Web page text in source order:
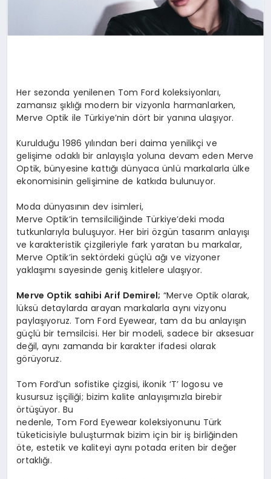
Her sezonda yenilenen Tom Ford koleksiyonları,
zamansız şıklığı modern bir vizyonla harmanlarken,
Merve Optik ile Türkiye’nin dört bir yanına ulaşıyor.
Kurulduğu 1986 yılından beri daima yenilikçi ve
gelişime odaklı bir anlayışla yoluna devam eden Merve
Optik, bünyesine kattığı dünyaca ünlü markalarla ülke
ekonomisinin gelişimine de katkıda bulunuyor.
Moda dünyasının dev isimleri,
Merve Optik’in temsilciliğinde Türkiye’deki moda
tutkunlarıyla buluşuyor. Her biri özgün tasarım anlayışı
ve karakteristik çizgileriyle fark yaratan bu markalar,
Merve Optik’in sektördeki güçlü ağı ve vizyoner
yaklaşımı sayesinde geniş kitlelere ulaşıyor.
Merve Optik sahibi Arif Demirel; “Merve Optik olarak,
lüksü detaylarda arayan markalarla aynı vizyonu
paylaşıyoruz. Tom Ford Eyewear, tam da bu anlayışın
güçlü bir temsilcisi. Her bir modeli, sadece bir aksesuar
değil, aynı zamanda bir karakter ifadesi olarak
görüyoruz.
Tom Ford’un sofistike çizgisi, ikonik ‘T’ logosu ve
kusursuz işçiliği; bizim kalite anlayışımızla birebir
örtüşüyor. Bu
nedenle, Tom Ford Eyewear koleksiyonunu Türk
tüketicisiyle buluşturmak bizim için bir iş birliğinden
öte, estetik ve kaliteyi aynı potada eriten bir değer
ortaklığı.